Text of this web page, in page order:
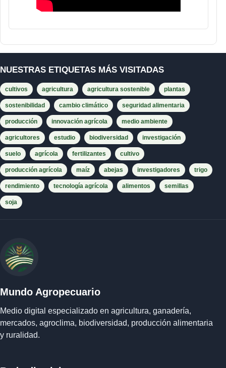
NUESTRAS ETIQUETAS MÁS VISITADAS
cultivos agricultura agricultura sostenible plantas
sostenibilidad cambio climático seguridad alimentaria
producción innovación agrícola medio ambiente
agricultores estudio biodiversidad investigación
suelo agrícola fertilizantes cultivo
producción agrícola maíz abejas investigadores trigo
rendimiento tecnología agrícola alimentos semillas
soja
Mundo Agropecuario
Medio digital especializado en agricultura, ganadería,
mercados, agroclima, biodiversidad, producción alimentaria
y ruralidad.